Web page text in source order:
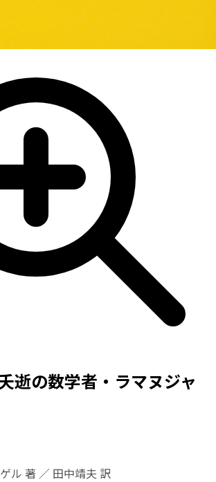
逝の数学者・ラマヌジャ
ル 著 ／ 田中靖夫 訳